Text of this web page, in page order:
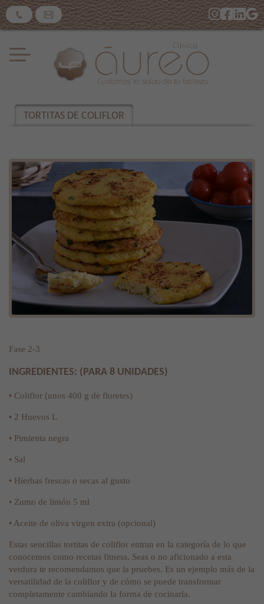
​TORTITAS DE COLIFLOR
Fase 2-3
INGREDIENTES: (PARA 8 UNIDADES)
• Coliflor (unos 400 g de floretes)
• 2 Huevos L
• Pimienta negra
• Sal
• Hierbas frescas o secas al gusto
• Zumo de limón 5 ml
• Aceite de oliva virgen extra (opcional)
Estas sencillas tortitas de coliflor entran en la categoría de lo que
conocemos como recetas fitness. Seas o no aficionado a esta
verdura te recomendamos que la pruebes. Es un ejemplo más de la
versatilidad de la coliflor y de cómo se puede transformar
completamente cambiando la forma de cocinarla.